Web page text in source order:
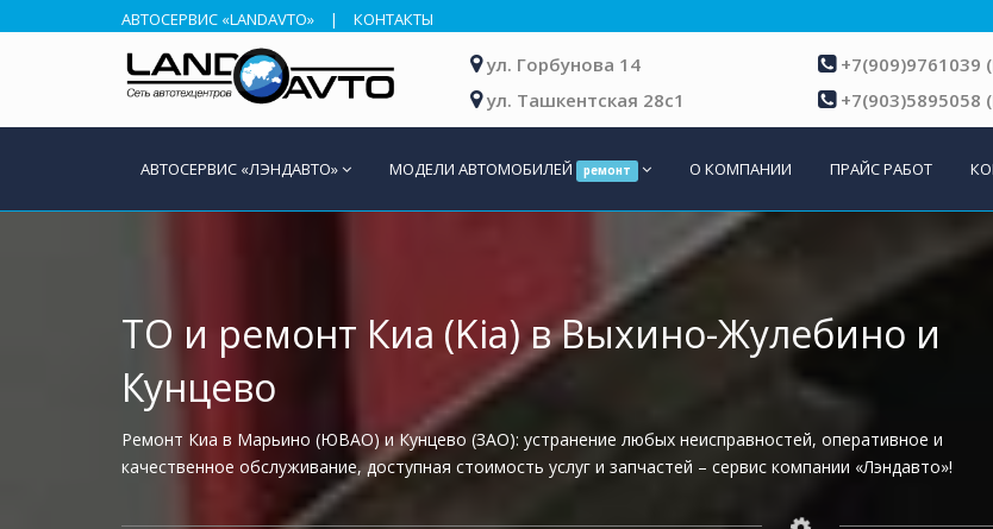
АВТОСЕРВИС «LANDAVTO» | КОНТАКТЫ
ул. Горбунова 14
ул. Ташкентская 28с1
+7(909)9761039
+7(903)5895058
АВТОСЕРВИС «ЛЭНДАВТО» МОДЕЛИ АВТОМОБИЛЕЙ ремонт О КОМПАНИИ ПРАЙС РАБОТ
ТО и ремонт Киа (Kia) в Выхино-Жулебино и
Кунцево
Ремонт Киа в Марьино (ЮВАО) и Кунцево (ЗАО): устранение любых неисправностей, оперативное и
качественное обслуживание, доступная стоимость услуг и запчастей – сервис компании «Лэндавто»!